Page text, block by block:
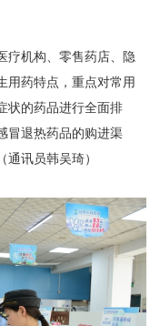
机构、零售药店、隐
用药特点，重点对常用
状的药品进行全面排
冒退热药品的购进渠
讯员韩吴琦）